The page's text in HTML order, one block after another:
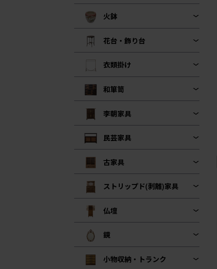
火鉢
花台・飾り台
衣類掛け
和箪笥
李朝家具
民芸家具
古家具
ストリップド(剥離)家具
仏壇
鏡
小物収納・トランク